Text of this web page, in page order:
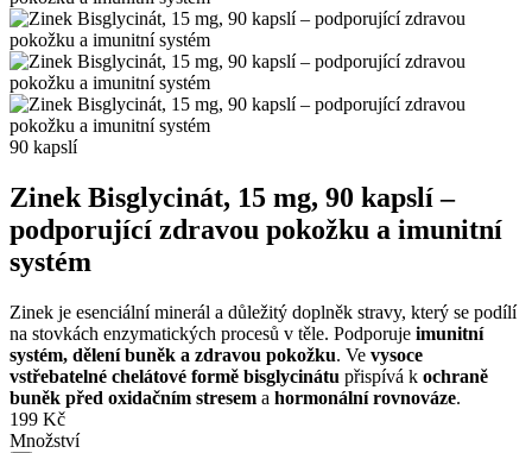
90 kapslí
Zinek Bisglycinát, 15 mg, 90 kapslí –
podporující zdravou pokožku a imunitní
systém
Zinek je esenciální minerál a důležitý doplněk stravy, který se podílí
na stovkách enzymatických procesů v těle. Podporuje imunitní
systém, dělení buněk a zdravou pokožku. Ve vysoce
vstřebatelné chelátové formě bisglycinátu přispívá k ochraně
buněk před oxidačním stresem a hormonální rovnováze.
199 Kč
Množství